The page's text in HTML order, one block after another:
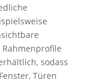
sodass
Türen